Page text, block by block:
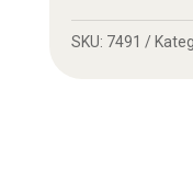
pumpe
Zetor
SKU: 7491